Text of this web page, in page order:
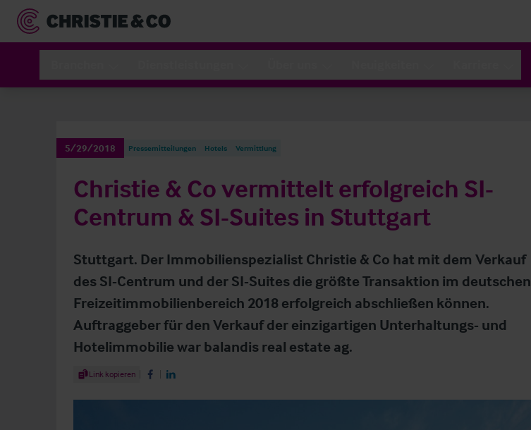
5/29/2018 Pressemitteilungen Hotels Vermittlung
Christie & Co vermittelt erfolgreich SI-
Centrum & SI-Suites in Stuttgart
Stuttgart. Der Immobilienspezialist Christie & Co hat mit dem Verkauf
des SI-Centrum und der SI-Suites die größte Transaktion im deutschen
Freizeitimmobilienbereich 2018 erfolgreich abschließen können.
Auftraggeber für den Verkauf der einzigartigen Unterhaltungs- und
Hotelimmobilie war balandis real estate ag.
Share Article
Link kopieren Share on Facebook
Share on LinkedIn